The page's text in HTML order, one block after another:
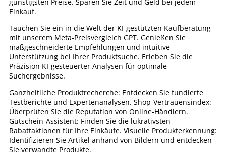
Einkauf.
Tauchen Sie ein in die Welt der KI-gestützten Kaufberatung
mit unserem Meta-Preisvergleich GPT. Genießen Sie
maßgeschneiderte Empfehlungen und intuitive
Unterstützung bei Ihrer Produktsuche. Erleben Sie die
Präzision KI-gesteuerter Analysen für optimale
Suchergebnisse.
Ganzheitliche Produktrecherche: Entdecken Sie fundierte
Testberichte und Expertenanalysen. Shop-Vertrauensindex:
Überprüfen Sie die Reputation von Online-Händlern.
Gutschein-Assistent: Finden Sie die lukrativsten
Rabattaktionen für Ihre Einkäufe. Visuelle Produkterkennung:
Identifizieren Sie Artikel anhand von Bildern und entdecken
Sie verwandte Produkte.